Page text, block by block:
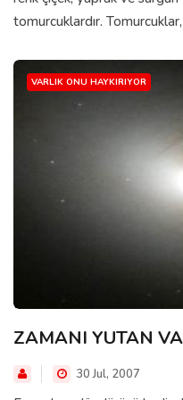
tomurcuklardır. Tomurcuklar,
VARLIK ONU HAYKIRIYOR
ZAMANI YUTAN
30 Jul, 2007